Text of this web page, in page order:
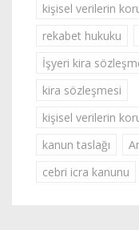
kişisel verilerin
rekabet hukuku
İşyeri kira
kira sözleşmesi
kişisel verilerin
kanun taslağı
cebri icra kanunu